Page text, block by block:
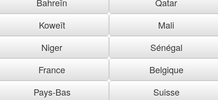
Koweït
Mali
Niger
Sénégal
France
Belgique
Pays-Bas
Suisse